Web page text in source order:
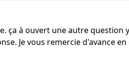
ça à ouvert une autre question
Je vous remercie d'avance